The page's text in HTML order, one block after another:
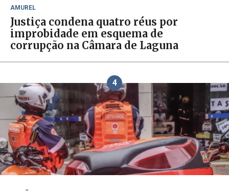
AMUREL
Justiça condena quatro réus por
improbidade em esquema de
corrupção na Câmara de Laguna
4